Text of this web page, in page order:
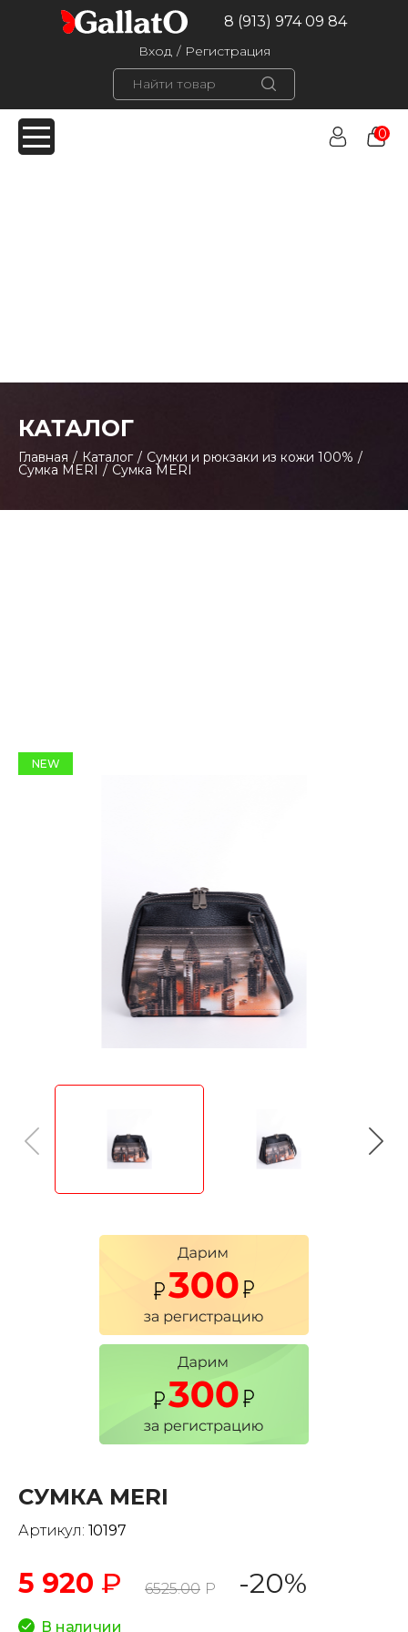
8 (913) 974 09 84
Вход / Регистрация
0
КАТАЛОГ
Главная / Каталог / Сумки и рюкзаки из кожи 100% /
Сумка MERI / Сумка MERI
NEW
СУМКА MERI
Артикул: 10197
5 920 ₽ 6525.00 Р -20%
В наличии